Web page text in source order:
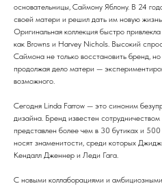
основательницы, Саймону Яблону. В 24
своей матери и решил дать им новую
Оригинальная коллекция быстро
как Browns и Harvey Nichols. Высокий
Саймона не только восстановить бренд,
продолжая дело матери —
возможного.
Сегодня Linda Farrow — это синоним
дизайна. Бренд известен
представлен более чем в 30 бутиках и
носят знаменитости, среди которых
Кендалл Дженнер и Леди Гага.
С новыми коллаборациями и